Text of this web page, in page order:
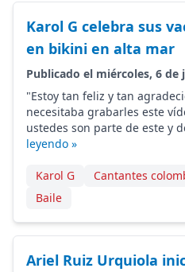
Karol G celebra sus
en bikini en alta mar
Publicado el miércoles, 6 de
"Estoy tan feliz y tan
necesitaba grabarles este
ustedes son parte de este y
leyendo »
Karol G Cantantes
Baile
Ariel Ruiz Urquiola